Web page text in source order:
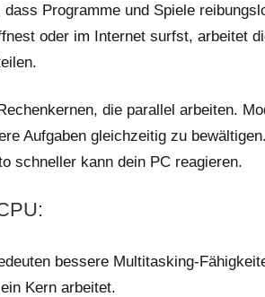
Programme und Spiele
oder im Internet surfst, arbeitet
die parallel arbeiten.
Aufgaben gleichzeitig zu
schneller kann dein PC reagieren.
bessere Multitasking-
Kern arbeitet.